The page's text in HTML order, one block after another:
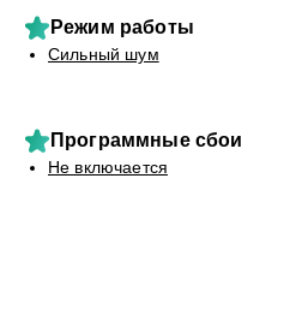
Режим работы
Сильный шум
Программные сбои
Не включается